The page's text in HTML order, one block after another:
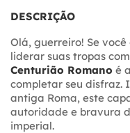
DESCRIÇÃO
Olá, guerreiro! Se
liderar suas tropas
Centurião Romano é
completar seu disfraz.
antiga Roma, este
autoridade e bravura
imperial.